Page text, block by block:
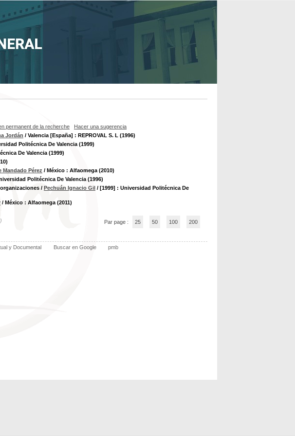
permanent de la recherche
Hacer una sugerencia
Jordán / Valencia [España] : REPROVAL S. L (1996)
Politécnica De Valencia (1999)
De Valencia (1999)
Mandado Pérez / México : Alfaomega (2010)
Politécnica De Valencia (1996)
/ Pechuán Ignacio Gil / [1999] : Universidad Politécnica De
/ México : Alfaomega (2011)
Par page : 25 50 100 200
y Documental Buscar en Google pmb